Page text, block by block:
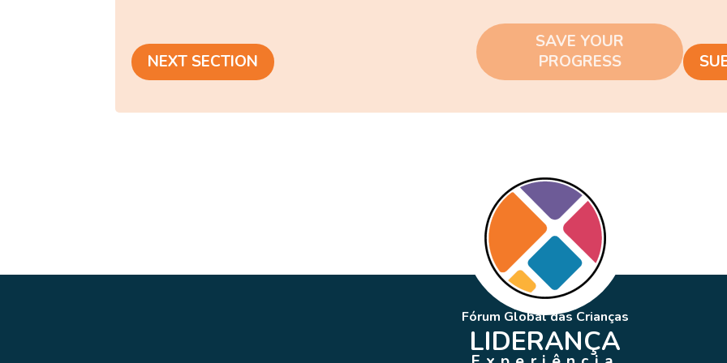
NEXT SECTION
SAVE YOUR
PROGRESS
Fórum Global das Crianças
LIDERANÇA